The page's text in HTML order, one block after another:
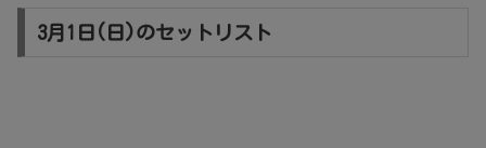
3月1日(日)のセットリスト